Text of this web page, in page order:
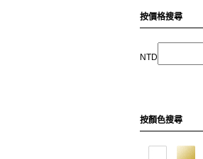
按價格搜尋
NTD
按顏色搜尋